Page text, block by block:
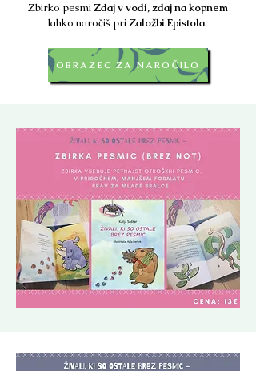
Zbirko pesmiZdaj v vodi, zdaj na kopnem
lahko naročiš priZaložbi Epistola.
OBRAZEC ZA NAROČILO